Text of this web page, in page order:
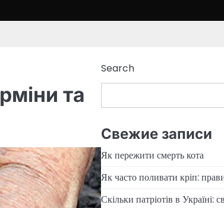
та
Search
Свежие записи
Як пережити смерть кота
Як часто поливати кріп:
Скільки патріотів в Україні: